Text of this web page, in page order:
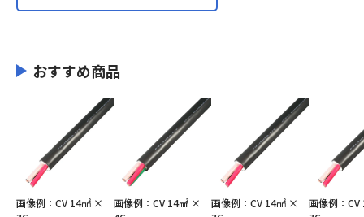
おすすめ商品
画像例：CV 14㎟ ×
画像例：CV 14㎟ ×
画像例：CV 14㎟ ×
画像例：